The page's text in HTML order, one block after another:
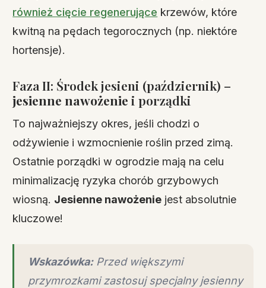
również cięcie regenerujące krzewów, które
kwitną na pędach tegorocznych (np. niektóre
hortensje).
Faza II: Środek jesieni (październik) –
jesienne nawożenie i porządki
To najważniejszy okres, jeśli chodzi o
odżywienie i wzmocnienie roślin przed zimą.
Ostatnie porządki w ogrodzie mają na celu
minimalizację ryzyka chorób grzybowych
wiosną. Jesienne nawożenie jest absolutnie
kluczowe!
Wskazówka:Przed większymi
przymrozkami zastosuj specjalny jesienny